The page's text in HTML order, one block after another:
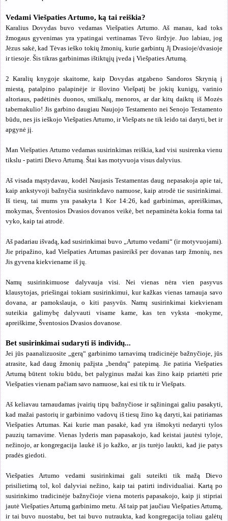
Vedami Viešpaties Artumo, ką tai reiškia?
Karalius Dovydas buvo vedamas Viešpaties Artumo. Aš manau, kad toks
žmogaus gyvenimas yra ypatingai vertinamas Tėvo širdyje. Juo labiau, jog
Jėzus sakė, kad Tėvas ieško tokių žmonių, kurie garbintų Jį Dvasioje/dvasioje
ir tiesoje. Šis tikras garbinimas ištiktųjų įveda į Viešpaties Artumą.
2 Karalių knygoje skaitome, kaip Dovydas atgabeno Sandoros Skrynią į
miestą, patalpino palapinėje ir šlovino Viešpatį be jokių kunigų, varinio
altoriaus, padėtinės duonos, smilkalų, menoros, ar dar kitų daiktų iš Mozės
tabernakulio! Jis garbino daugiau Naujojo Testamento nei Senojo Testamento
būdu, nes jis ieškojo Viešpaties Artumo, ir Viešpats ne tik leido tai daryti, bet ir
apgynė jį.
Man Viešpaties Artumo vedamas susirinkimas reiškia, kad visi susirenka vienu
tikslu - patirti Dievo Artumą. Štai kas motyvuoja visus dalyvius.
Aš visada mąstydavau, kodėl Naujasis Testamentas daug nepasakoja apie tai,
kaip ankstyvoji bažnyčia susirinkdavo namuose, kaip atrodė tie susirinkimai.
Iš tiesų, tai mums yra pasakyta 1 Kor 14:26, kad garbinimas, apreiškimas,
mokymas, Šventosios Dvasios dovanos veikė, bet nepaminėta kokia forma tai
vyko, kaip tai atrodė.
Aš padariau išvadą, kad susirinkimai buvo „Artumo vedami“ (ir motyvuojami).
Jie pripažino, kad Viešpaties Artumas pasireikš per dovanas tarp žmonių, nes
Jis gyvena kiekviename iš jų.
Namų susirinkimuose dalyvauja visi. Nei vienas nėra vien pasyvus
klausytojas, priešingai tokiam susirinkimui, kur kažkas vienas tarnauja savo
dovana, ar pamokslauja, o kiti pasyvūs. Namų susirinkimai kiekvienam
suteikia galimybę dalyvauti visame kame, kas ten vyksta -mokyme,
apreiškime, Šventosios Dvasios dovanose.
Bet susirinkimai sudaryti iš individų...
Jei jūs paanalizuosite „gerą“ garbinimo tarnavimą tradicinėje bažnyčioje, jūs
atrasite, kad daug žmonių pažįsta „bendrą“ patepimą. Jie patiria Viešpaties
Artumą būtent tokiu būdu, bet palyginus mažai kas žino kaip priartėti prie
Viešpaties vienam pačiam savo namuose, kai esi tik tu ir Viešpats.
Aš keliavau tarnaudamas įvairių tipų bažnyčiose ir sąžiningai galiu pasakyti,
kad mažai pastorių ir garbinimo vadovų iš tiesų žino ką daryti, kai patiriamas
Viešpaties Artumas. Kai kurie man pasakė, kad yra išmokyti nedaryti tylos
pauzių tarnavime. Vienas lyderis man papasakojo, kad keistai jautėsi tyloje,
nežinojo, ar kongregacija laukė iš jo kažko, ar jis turėjo laukti, kad jie patys
pradės giedoti.
Viešpaties Artumo vedami susirinkimai gali suteikti tik mažą Dievo
prisilietimą tol, kol dalyviai nežino, kaip tai patirti individualiai. Kartą po
susirinkimo tradicinėje bažnyčioje viena moteris papasakojo, kaip ji stipriai
jautė Viešpaties Artumą garbinimo metu. Aš taip pat jaučiau Viešpaties Artumą,
ir tai buvo nuostabu, bet tai buvo nutraukta, kad kongregacija toliau galėtų